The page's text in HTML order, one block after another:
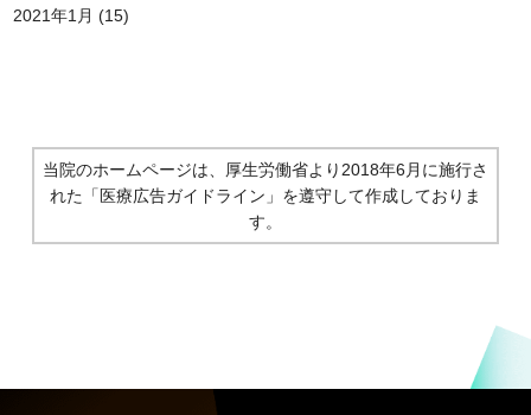
2021年1月 (15)
当院のホームページは、厚生労働省より2018年6月に施行さ
れた 「医療広告ガイドライン」を遵守して作成しておりま
す。